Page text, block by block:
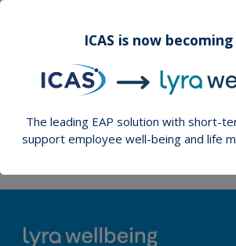
regula o exercício da nossa
Conheça mais
ICAS is now
The leading EAP solution with short-
support employee well-being and life